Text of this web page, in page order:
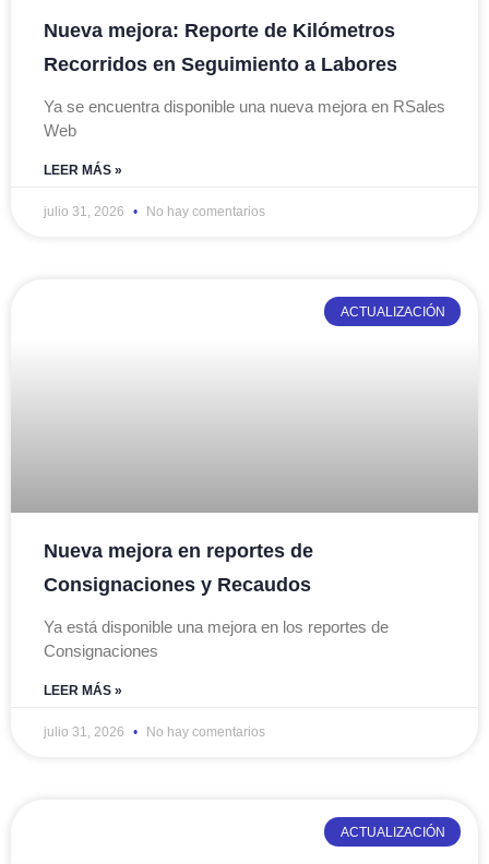
Nueva mejora: Reporte de Kilómetros
Recorridos en Seguimiento a Labores
Ya se encuentra disponible una nueva mejora en RSales
Web
LEER MÁS »
julio 31, 2026 No hay comentarios
ACTUALIZACIÓN
Nueva mejora en reportes de
Consignaciones y Recaudos
Ya está disponible una mejora en los reportes de
Consignaciones
LEER MÁS »
julio 31, 2026 No hay comentarios
ACTUALIZACIÓN